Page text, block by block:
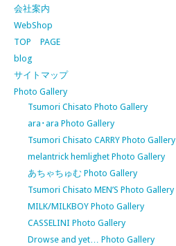
会社案内
WebShop
TOP PAGE
blog
サイトマップ
Photo Gallery
Tsumori Chisato Photo Gallery
ara･ara Photo Gallery
Tsumori Chisato CARRY Photo Gallery
melantrick hemlighet Photo Gallery
あちゃちゅむ Photo Gallery
Tsumori Chisato MEN’S Photo Gallery
MILK/MILKBOY Photo Gallery
CASSELINI Photo Gallery
Drowse and yet… Photo Gallery